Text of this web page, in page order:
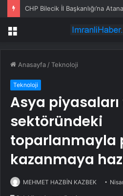
Menü
Anasayfa /Teknoloji
Teknoloji
Asya
sektöründeki
toparlanmayla
kazanmaya
MEHMET HAZBİN KAZBEK